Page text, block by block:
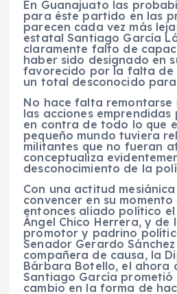
En Guanajuato las
para éste partido en las
parecen cada vez más
estatal Santiago García
claramente falto de
haber sido designado en
favorecido por la falta de
un total desconocido
No hace falta remontarse
las acciones
en contra de todo lo que
pequeño mundo tuviera
militantes que no fueran
conceptualiza
desconocimiento de la
Con una actitud
convencer en su
entonces aliado político el
Ángel Chico Herrera, y de
promotor y padrino
Senador Gerardo
compañera de causa, la
Bárbara Botello, el ahora
Santiago García
cambio en la forma de